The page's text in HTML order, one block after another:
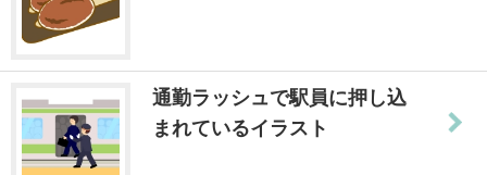
通勤ラッシュで駅員に押し込
まれているイラスト